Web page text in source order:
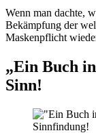
Wenn man dachte,
Bekämpfung der
Maskenpflicht
„Ein Buch
Sinn!